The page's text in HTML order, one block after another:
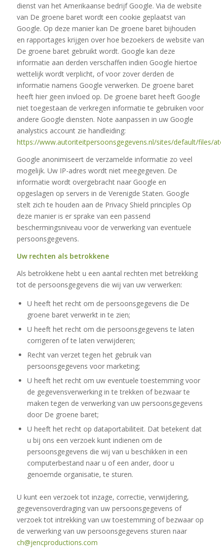
dienst van het Amerikaanse bedrijf Google. Via de website
van De groene baret wordt een cookie geplaatst van
Google. Op deze manier kan De groene baret bijhouden
en rapportages krijgen over hoe bezoekers de website van
De groene baret gebruikt wordt. Google kan deze
informatie aan derden verschaffen indien Google hiertoe
wettelijk wordt verplicht, of voor zover derden de
informatie namens Google verwerken. De groene baret
heeft hier geen invloed op. De groene baret heeft Google
niet toegestaan de verkregen informatie te gebruiken voor
andere Google diensten. Note aanpassen in uw Google
analystics account zie handleiding:
https://www.autoriteitpersoonsgegevens.nl/sites/default/files/
Google anonimiseert de verzamelde informatie zo veel
mogelijk. Uw IP-adres wordt niet meegegeven. De
informatie wordt overgebracht naar Google en
opgeslagen op servers in de Verenigde Staten. Google
stelt zich te houden aan de Privacy Shield principles Op
deze manier is er sprake van een passend
beschermingsniveau voor de verwerking van eventuele
persoonsgegevens.
Uw rechten als betrokkene
Als betrokkene hebt u een aantal rechten met betrekking
tot de persoonsgegevens die wij van uw verwerken:
U heeft het recht om de persoonsgegevens die De
groene baret verwerkt in te zien;
U heeft het recht om die persoonsgegevens te laten
corrigeren of te laten verwijderen;
Recht van verzet tegen het gebruik van
persoonsgegevens voor marketing;
U heeft het recht om uw eventuele toestemming voor
de gegevensverwerking in te trekken of bezwaar te
maken tegen de verwerking van uw persoonsgegevens
door De groene baret;
U heeft het recht op dataportabiliteit. Dat betekent dat
u bij ons een verzoek kunt indienen om de
persoonsgegevens die wij van u beschikken in een
computerbestand naar u of een ander, door u
genoemde organisatie, te sturen.
U kunt een verzoek tot inzage, correctie, verwijdering,
gegevensoverdraging van uw persoonsgegevens of
verzoek tot intrekking van uw toestemming of bezwaar op
de verwerking van uw persoonsgegevens sturen naar
ch@jencproductions.com